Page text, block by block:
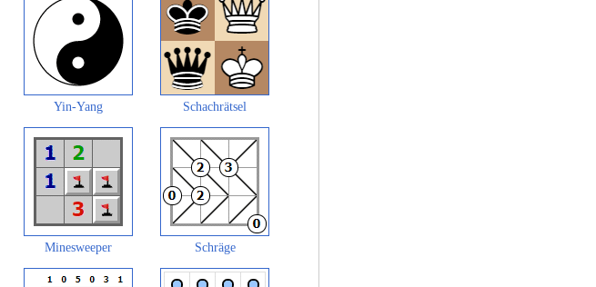
Yin-Yang Schachrätsel
Minesweeper Schräge